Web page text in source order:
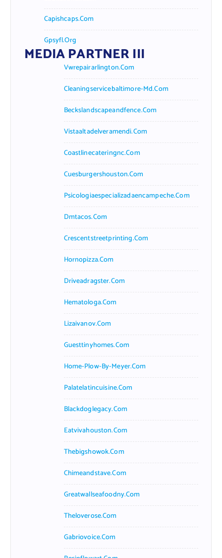
Capishcaps.com
Gpsyfl.org
MEDIA PARTNER III
Vwrepairarlington.com
Cleaningservicebaltimore-Md.com
Beckslandscapeandfence.com
Vistaaltadelveramendi.com
Coastlinecateringnc.com
Cuesburgershouston.com
Psicologiaespecializadaencampeche.com
Dmtacos.com
Crescentstreetprinting.com
Hornopizza.com
Driveadragster.com
Hematologa.com
Lizaivanov.com
Guesttinyhomes.com
Home-Plow-By-Meyer.com
Palatelatincuisine.com
Blackdoglegacy.com
Eatvivahouston.com
Thebigshowok.com
Chimeandstave.com
Greatwallseafoodny.com
Theloverose.com
Gabriovoice.com